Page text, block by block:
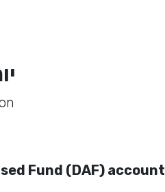
Fund (DAF) account